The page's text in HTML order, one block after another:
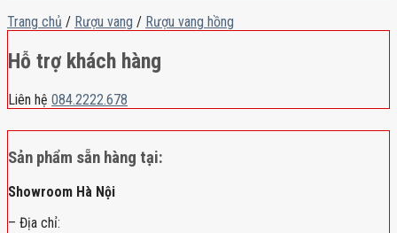
Trang chủ / Rượu vang / Rượu vang hồng
Hỗ trợ khách hàng
Liên hệ 084.2222.678
Sản phẩm sẵn hàng tại:
Showroom Hà Nội
– Địa chỉ: